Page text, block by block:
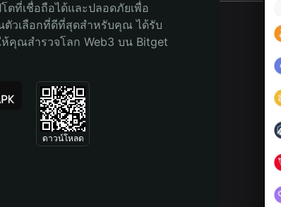
ตที่เชื่อถือได้และปลอดภัยเพื่อ
ตัวเลือกที่ดีที่สุดสำหรับคุณ ได้รับ
คุณสำรวจโลก Web3 บน Bitget
ดาวน์โหลด